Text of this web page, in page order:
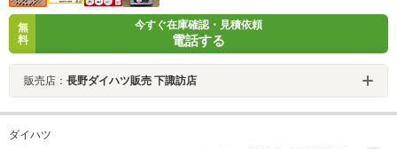
無
料
今すぐ在庫確認・見積依頼
電話する
販売店： 長野ダイハツ販売 下諏訪店
ダイハツ